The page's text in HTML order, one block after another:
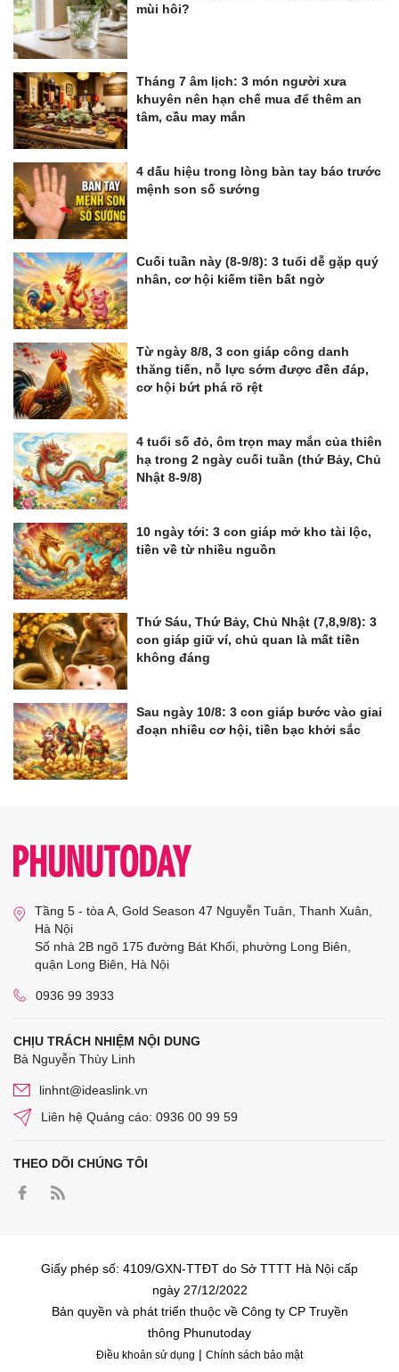
mùi hôi?
Tháng 7 âm lịch: 3 món người xưa
khuyên nên hạn chế mua để thêm an
tâm, cầu may mắn
4 dấu hiệu trong lòng bàn tay báo trước
mệnh son số sướng
Cuối tuần này (8-9/8): 3 tuổi dễ gặp quý
nhân, cơ hội kiếm tiền bất ngờ
Từ ngày 8/8, 3 con giáp công danh
thăng tiến, nỗ lực sớm được đền đáp,
cơ hội bứt phá rõ rệt
4 tuổi số đỏ, ôm trọn may mắn của thiên
hạ trong 2 ngày cuối tuần (thứ Bảy, Chủ
Nhật 8-9/8)
10 ngày tới: 3 con giáp mở kho tài lộc,
tiền về từ nhiều nguồn
Thứ Sáu, Thứ Bảy, Chủ Nhật (7,8,9/8): 3
con giáp giữ ví, chủ quan là mất tiền
không đáng
Sau ngày 10/8: 3 con giáp bước vào giai
đoạn nhiều cơ hội, tiền bạc khởi sắc
Tầng 5 - tòa A, Gold Season 47 Nguyễn Tuân, Thanh Xuân,
Hà Nội
Số nhà 2B ngõ 175 đường Bát Khối, phường Long Biên,
quận Long Biên, Hà Nội
0936 99 3933
CHỊU TRÁCH NHIỆM NỘI DUNG
Bà Nguyễn Thùy Linh
linhnt@ideaslink.vn
Liên hệ Quảng cáo: 0936 00 99 59
THEO DÕI CHÚNG TÔI
Giấy phép số: 4109/GXN-TTĐT do Sở TTTT Hà Nội cấp
ngày 27/12/2022
Bản quyền và phát triển thuộc về Công ty CP Truyền
thông Phunutoday
Điều khoản sử dụng | Chính sách bảo mật